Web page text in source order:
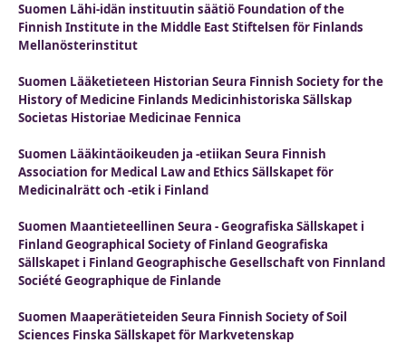
Suomen Lähi-idän instituutin säätiö Foundation of the
Finnish Institute in the Middle East Stiftelsen för Finlands
Mellanösterinstitut
Suomen Lääketieteen Historian Seura Finnish Society for the
History of Medicine Finlands Medicinhistoriska Sällskap
Societas Historiae Medicinae Fennica
Suomen Lääkintäoikeuden ja -etiikan Seura Finnish
Association for Medical Law and Ethics Sällskapet för
Medicinalrätt och -etik i Finland
Suomen Maantieteellinen Seura - Geografiska Sällskapet i
Finland Geographical Society of Finland Geografiska
Sällskapet i Finland Geographische Gesellschaft von Finnland
Société Geographique de Finlande
Suomen Maaperätieteiden Seura Finnish Society of Soil
Sciences Finska Sällskapet för Markvetenskap